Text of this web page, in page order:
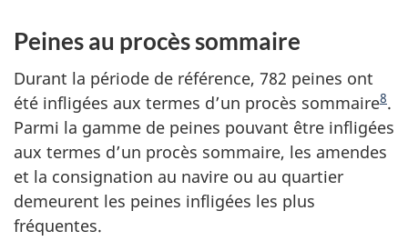
Peines au procès sommaire
Durant la période de référence, 782 peines ont
été infligées aux termes d’un procès sommaire8.
Parmi la gamme de peines pouvant être infligées
aux termes d’un procès sommaire, les amendes
et la consignation au navire ou au quartier
demeurent les peines infligées les plus
fréquentes.